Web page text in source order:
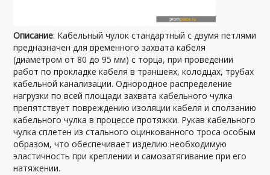
Описание: Кабельный чулок стандартный с двумя петлями
предназначен для временного захвата кабеля
(диаметром от 80 до 95 мм) с торца, при проведении
работ по прокладке кабеля в траншеях, колодцах, трубах
кабельной канализации. Однородное распределение
нагрузки по всей площади захвата кабельного чулка
препятствует повреждению изоляции кабеля и сползанию
кабельного чулка в процессе протяжки. Рукав кабельного
чулка сплетен из стального оцинкованного троса особым
образом, что обеспечивает изделию необходимую
эластичность при креплении и самозатягивание при его
натяжении.